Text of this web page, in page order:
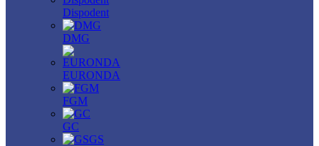
Dispodent
DMG
EURONDA
FGM
GC
GS